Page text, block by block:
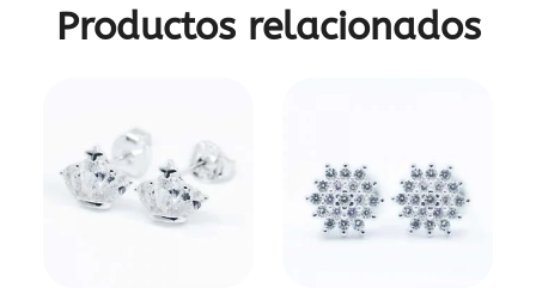
Productos relacionados